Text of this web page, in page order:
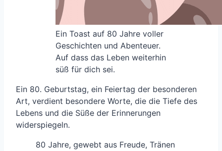
Ein Toast auf 80 Jahre voller
Geschichten und Abenteuer.
Auf dass das Leben weiterhin
süß für dich sei.
Ein 80. Geburtstag, ein Feiertag der besonderen
Art, verdient besondere Worte, die die Tiefe des
Lebens und die Süße der Erinnerungen
widerspiegeln.
80 Jahre, gewebt aus Freude, Tränen